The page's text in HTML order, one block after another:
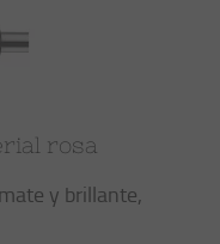
rosa
y brillante,